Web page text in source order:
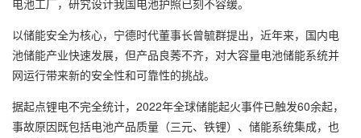
电池工厂，研究设计我国电池护照已刻不容缓。
以储能安全为核心，宁德时代董事长曾毓群提出，近年来，国内电
池储能产业快速发展，但产品良莠不齐，对大容量电池储能系统并
网运行带来新的安全性和可靠性的挑战。
据起点锂电不完全统计，2022年全球储能起火事件已触发60余起，
事故原因既包括电池产品质量（三元、铁锂）、储能系统集成，也